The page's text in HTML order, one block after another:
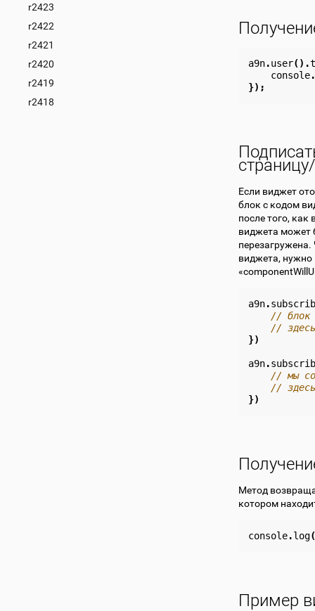
r2423
r2422
r2421
r2420
r2419
r2418
a9n.user().
console.
});
Если виджет
блок с кодом
после того, как
виджета может
виджета, нужно
a9n.
// блок
//
})
a9n.
// мы
// здесь
})
Метод
котором
console.log(
Пример